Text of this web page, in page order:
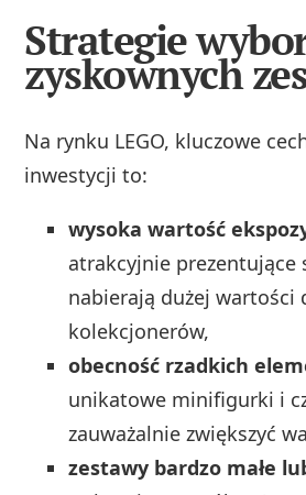
Strategie
zyskownych
Na rynku LEGO, kluczowe
inwestycji to:
wysoka wartość
atrakcyjnie prezentujące
nabierają dużej wartości
kolekcjonerów,
obecność rzadkich
unikatowe minifigurki i
zauważalnie zwiększyć
zestawy bardzo małe